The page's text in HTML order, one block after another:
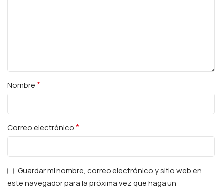
Nombre*
Correo electrónico*
Guardar mi nombre, correo electrónico y sitio web en
este navegador para la próxima vez que haga un